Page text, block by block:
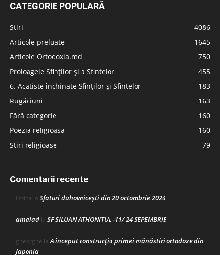
CATEGORIE POPULARĂ
Stiri
4086
Articole preluate
1645
Articole Ortodoxia.md
750
Proloagele Sfinților și a Sfintelor
455
6. Acatiste închinate Sfinților și Sfintelor
183
Rugăciuni
163
Fără categorie
160
Poezia religioasă
160
Stiri religioase
79
Comentarii recente
Doina la Sfaturi duhovnicești din 20 octombrie 2024
amalad la SF SILUAN ATHONITUL -11/ 24 SEPEMBRIE
gheorghe laA început construcţia primei mănăstiri ortodoxe din
Japonia